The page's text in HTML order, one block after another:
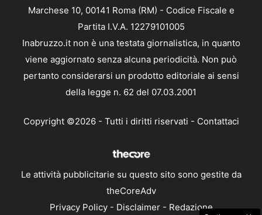
Marchese 10, 00141 Roma (RM) - Codice Fiscale e
Partita I.V.A. 12279101005
Inabruzzo.it non è una testata giornalistica, in quanto
viene aggiornato senza alcuna periodicità. Non può
pertanto considerarsi un prodotto editoriale ai sensi
della legge n. 62 del 07.03.2001
Copyright ©2026 - Tutti i diritti riservati - Contattaci
Le attività pubblicitarie su questo sito sono gestite da
theCoreAdv
Privacy Policy- Disclaimer- Redazione